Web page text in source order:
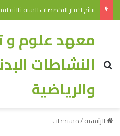
نتائج اختيار التخصصات للسنة ثالثة ليسانس
معهد علوم و
النشاطات
والرياضية
الرئيسية/مستجدات